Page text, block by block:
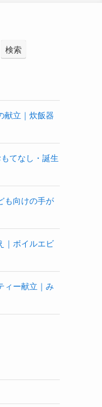
検索
献立｜炊飯器
てなし・誕生
も向けの手が
｜ボイルエビ
ィー献立｜み